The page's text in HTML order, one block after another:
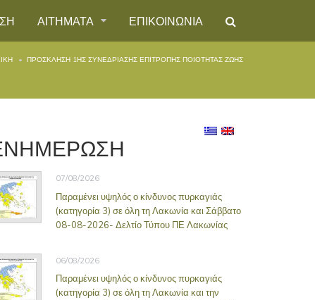
ΑΙΤΗΜΑΤΑ ΕΠΙΚΟΙΝΩΝΙΑ
ΠΡΌΣΚΛΗΣΗ 1ΗΣ ΣΥΝΕΔΡΊΑΣΗΣ ΕΠΙΤΡΟΠΉΣ ΠΟΙΌΤΗΤΑΣ ΖΩΉΣ
07/08/2026
Παραμένει υψηλός ο κίνδυνος πυρκαγιάς
(κατηγορία 3) σε όλη τη Λακωνία και Σάββατο
08-08-2026- Δελτίο Τύπου ΠΕ Λακωνίας
06/08/2026
Παραμένει υψηλός ο κίνδυνος πυρκαγιάς
(κατηγορία 3) σε όλη τη Λακωνία και την